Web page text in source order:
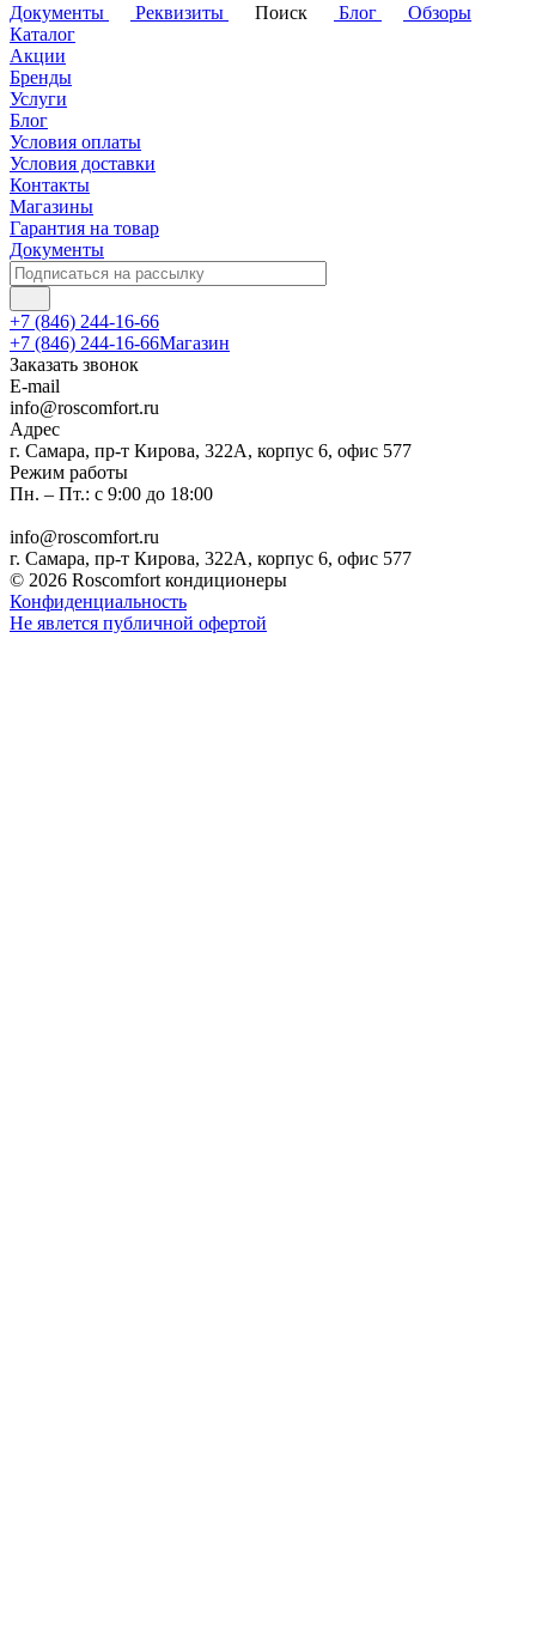
Документы
Реквизиты Поиск Блог
Обзоры
Каталог
Акции
Бренды
Услуги
Блог
Условия оплаты
Условия доставки
Контакты
Магазины
Гарантия на товар
Документы
+7 (846) 244-16-66
+7 (846) 244-16-66Магазин
Заказать звонок
E-mail
info@roscomfort.ru
Адрес
г. Самара, пр-т Кирова, 322А, корпус 6, офис 577
Режим работы
Пн. – Пт.: с 9:00 до 18:00
info@roscomfort.ru
г. Самара, пр-т Кирова, 322А, корпус 6, офис 577
© 2026 Roscomfort кондиционеры
Конфиденциальность
Не явлется публичной офертой